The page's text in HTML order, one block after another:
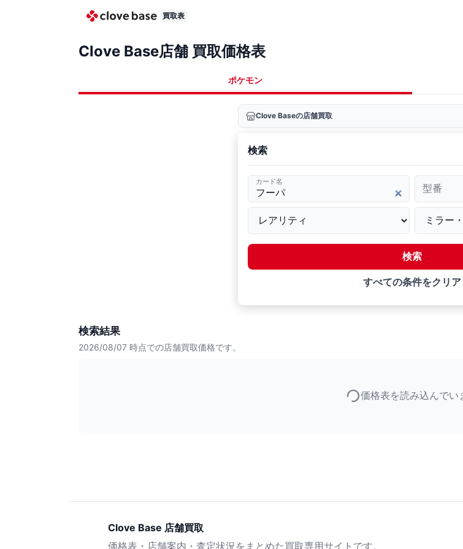
買取表
Clove Base店舗 買取価格表
ポケモン
Clove Baseの店舗買取
検索
カード名
型番
検索
すべての条件をクリア
検索結果
2026/08/07 時点での店舗買取価格です。
価格表を読み込んでい
Clove Base 店舗買取
価格表・店舗案内・査定状況をまとめた買取専用サイトです。